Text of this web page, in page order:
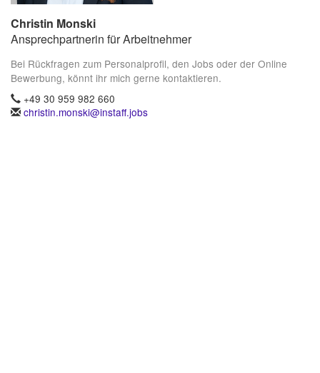
Christin Monski
Ansprechpartnerin für Arbeitnehmer
Bei Rückfragen zum Personalprofil, den Jobs oder der Online
Bewerbung, könnt ihr mich gerne kontaktieren.
+49 30 959 982 660
christin.monski@instaff.jobs